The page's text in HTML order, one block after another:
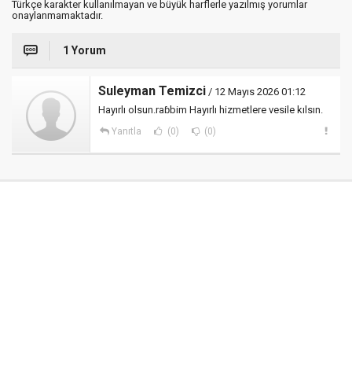
Türkçe karakter kullanılmayan ve büyük harflerle yazılmış yorumlar
onaylanmamaktadır.
1 Yorum
Suleyman Temizci / 12 Mayıs 2026 01:12
Hayırlı olsun.raɓbim Hayırlı hizmetlere vesile kılsın.
Yanıtla (0) (0)